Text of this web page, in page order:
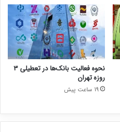
نحوه فعالیت بانک‌ها در تعطیلی ۳
روزه تهران
19 ساعت پیش